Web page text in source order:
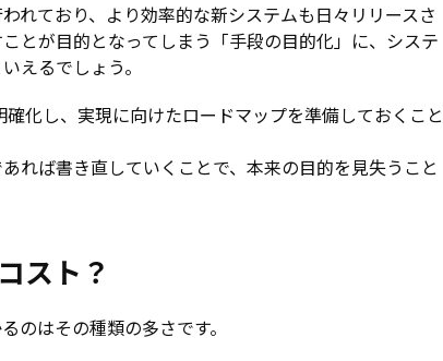
れており、より効率的な新システムも日々リリースさ
とが目的となってしまう「手段の目的化」に、システ
えるでしょう。
化し、実現に向けたロードマップを準備しておくこと
れば書き直していくことで、本来の目的を見失うこと
スト？
のはその種類の多さです。